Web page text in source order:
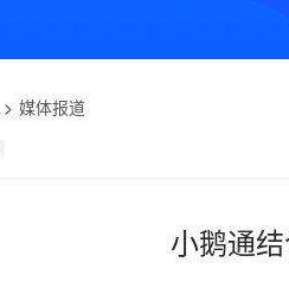
媒体报道
小鹅通